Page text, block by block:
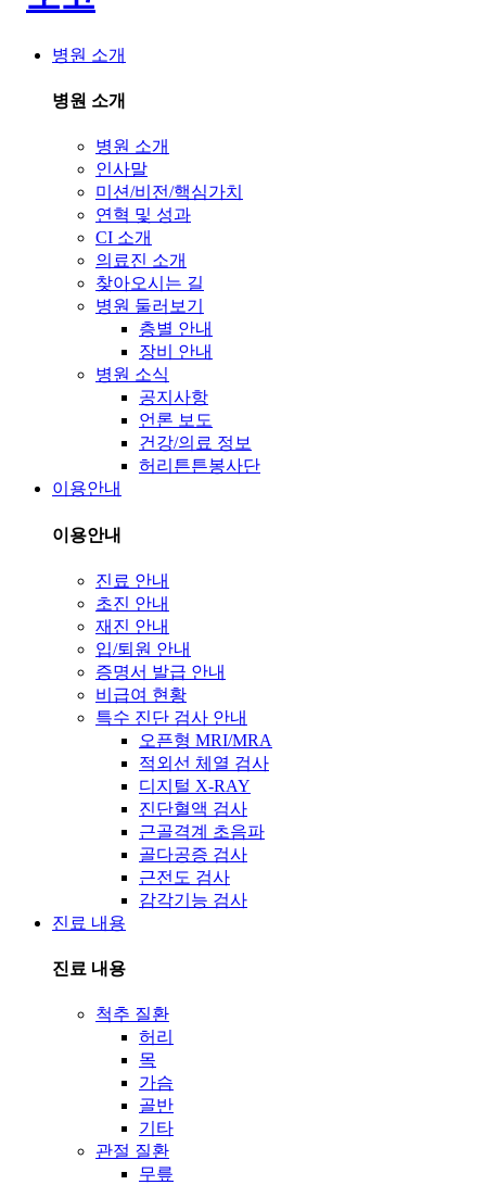
병원 소개
병원 소개
병원 소개
인사말
미션/비전/핵심가치
연혁 및 성과
CI 소개
의료진 소개
찾아오시는 길
병원 둘러보기
층별 안내
장비 안내
병원 소식
공지사항
언론 보도
건강/의료 정보
허리튼튼봉사단
이용안내
이용안내
진료 안내
초진 안내
재진 안내
입/퇴원 안내
증명서 발급 안내
비급여 현황
특수 진단 검사 안내
오픈형 MRI/MRA
적외선 체열 검사
디지털 X-RAY
진단혈액 검사
근골격계 초음파
골다공증 검사
근전도 검사
감각기능 검사
진료 내용
진료 내용
척추 질환
허리
목
가슴
골반
기타
관절 질환
무릎